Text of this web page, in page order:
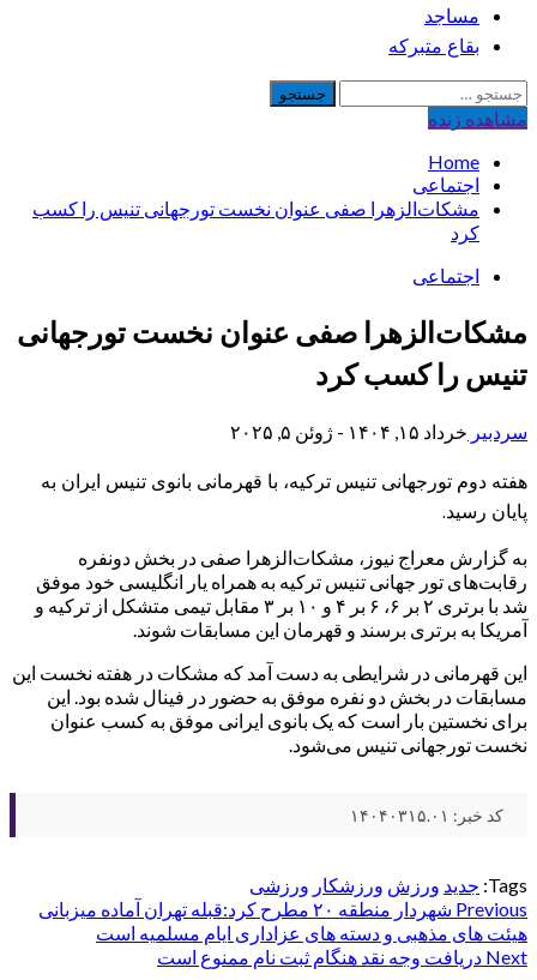
مساجد
بقاع متبرکه
جستجو
برای:
مشاهده‌ زنده
Home
اجتماعی
مشکات‌الزهرا صفی عنوان نخست تورجهانی تنیس را کسب
کرد
اجتماعی
مشکات‌الزهرا صفی عنوان نخست تورجهانی
تنیس را کسب کرد
سردبیر خرداد ۱۵, ۱۴۰۴ - ژوئن ۵, ۲۰۲۵
هفته دوم تورجهانی تنیس ترکیه، با قهرمانی بانوی تنیس ایران به
پایان رسید.
به گزارش معراج نیوز، مشکات‌الزهرا صفی در بخش دونفره
رقابت‌های تور جهانی تنیس ترکیه به همراه یار انگلیسی خود موفق
شد با برتری ۲ بر ۶، ۶ بر ۴ و ۱۰ بر ۳ مقابل تیمی متشکل از ترکیه و
آمریکا به برتری برسند و قهرمان این مسابقات شوند.
این قهرمانی در شرایطی به دست آمد که مشکات در هفته نخست این
مسابقات در بخش دو نفره موفق به حضور در فینال شده بود. این
برای نخستین بار است که یک بانوی ایرانی موفق به کسب عنوان
نخست تورجهانی تنیس می‌شود.
کد خبر: ۱۴۰۴۰۳۱۵.۰۱
Tags: جدید ورزش ورزشکار ورزشی
Post
navigation
Previous
شهردار منطقه ۲۰ مطرح کرد:قبله تهران آماده میزبانی
هیئت های مذهبی و دسته های عزاداری ایام مسلمیه است
Next دریافت وجه نقد هنگام ثبت نام ممنوع است